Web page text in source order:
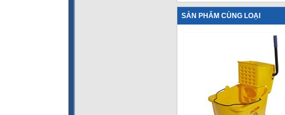
SẢN PHẨM CÙNG LOẠI